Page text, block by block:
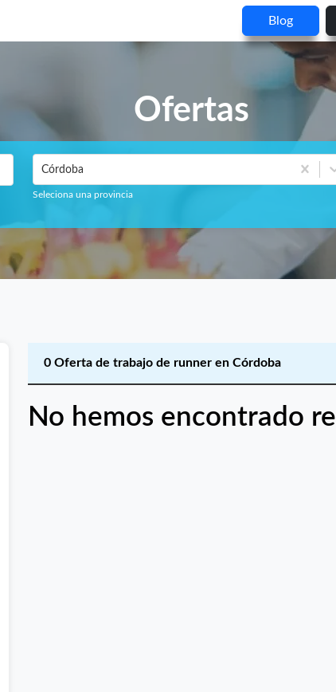
Blog
Ofertas
Córdoba
Seleciona una provincia
0 Oferta de trabajo de runner en Córdoba
No hemos encontrado